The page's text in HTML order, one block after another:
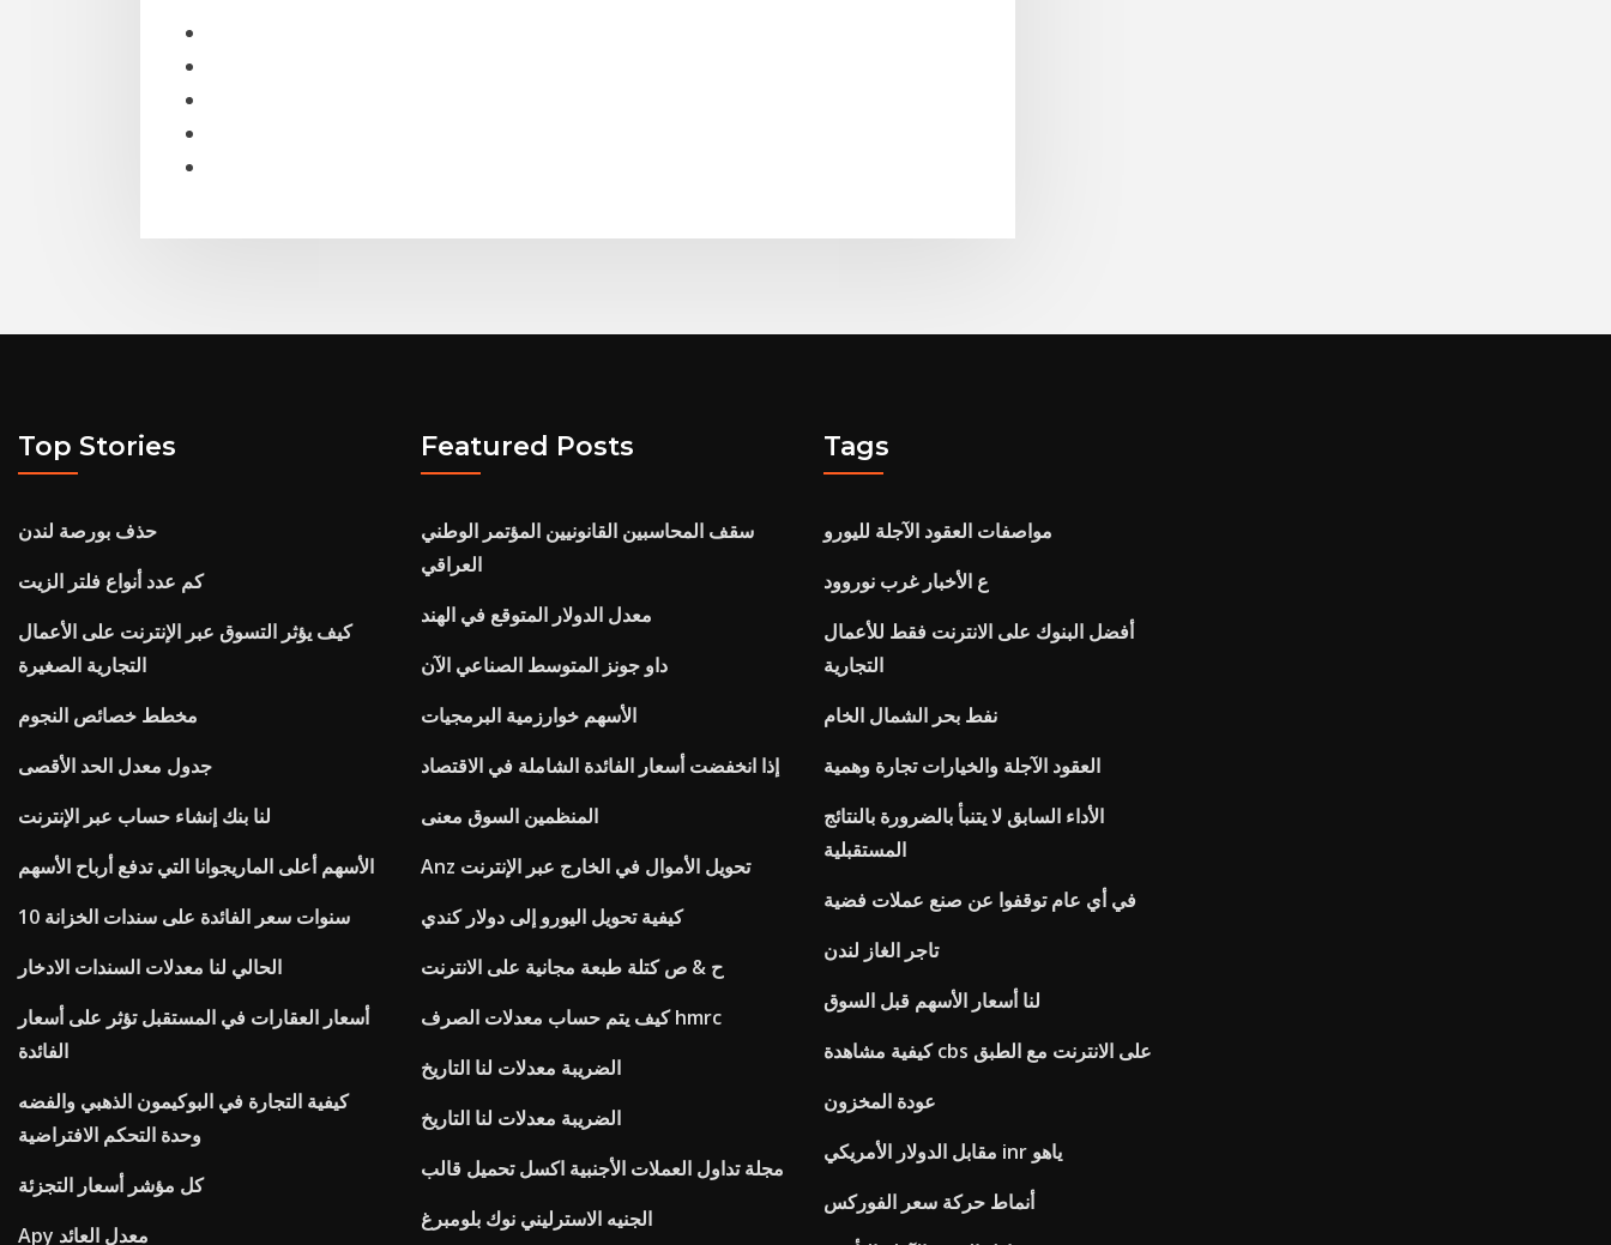
Top Stories
حذف بورصة لندن
كم عدد أنواع فلتر الزيت
كيف يؤثر التسوق عبر الإنترنت على الأعمال
التجارية الصغيرة
مخطط خصائص النجوم
جدول معدل الحد الأقصى
لنا بنك إنشاء حساب عبر الإنترنت
الأسهم أعلى الماريجوانا التي تدفع أرباح الأسهم
10 سنوات سعر الفائدة على سندات الخزانة
الحالي لنا معدلات السندات الادخار
أسعار العقارات في المستقبل تؤثر على أسعار
الفائدة
كيفية التجارة في البوكيمون الذهبي والفضه
وحدة التحكم الافتراضية
كل مؤشر أسعار التجزئة
Apy معدل العائد
Featured Posts
سقف المحاسبين القانونيين المؤتمر الوطني
العراقي
معدل الدولار المتوقع في الهند
داو جونز المتوسط ​​الصناعي الآن
الأسهم خوارزمية البرمجيات
إذا انخفضت أسعار الفائدة الشاملة في الاقتصاد
المنظمين السوق معنى
Anz تحويل الأموال في الخارج عبر الإنترنت
كيفية تحويل اليورو إلى دولار كندي
ح & ص كتلة طبعة مجانية على الانترنت
كيف يتم حساب معدلات الصرف hmrc
الضريبة معدلات لنا التاريخ
الضريبة معدلات لنا التاريخ
مجلة تداول العملات الأجنبية اكسل تحميل قالب
الجنيه الاسترليني نوك بلومبرغ
Tags
مواصفات العقود الآجلة لليورو
ع الأخبار غرب نوروود
أفضل البنوك على الانترنت فقط للأعمال
التجارية
نفط بحر الشمال الخام
العقود الآجلة والخيارات تجارة وهمية
الأداء السابق لا يتنبأ بالضرورة بالنتائج
المستقبلية
في أي عام توقفوا عن صنع عملات فضية
تاجر الغاز لندن
لنا أسعار الأسهم قبل السوق
كيفية مشاهدة cbs على الانترنت مع الطبق
عودة المخزون
مقابل الدولار الأمريكي inr ياهو
أنماط حركة سعر الفوركس